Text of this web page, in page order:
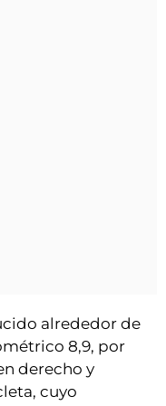
alrededor de
8,9, por
derecho y
cuyo